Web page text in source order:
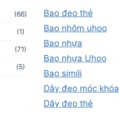
(66)
(1)
(71)
(5)
Bao đeo thẻ
Bao nhôm uhoo
Bao nhựa
Bao nhựa Uhoo
Bao simili
Dây đeo móc khóa
Dây đeo thẻ